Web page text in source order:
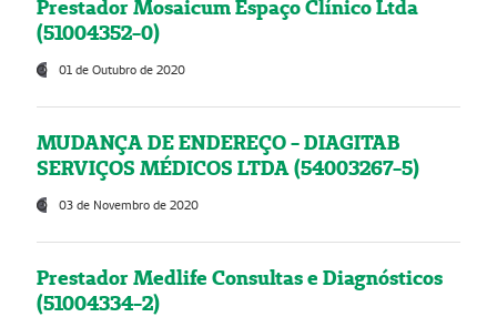
Prestador Mosaicum Espaço Clínico Ltda
(51004352-0)
01 de Outubro de 2020
MUDANÇA DE ENDEREÇO - DIAGITAB
SERVIÇOS MÉDICOS LTDA (54003267-5)
03 de Novembro de 2020
Prestador Medlife Consultas e Diagnósticos
(51004334-2)